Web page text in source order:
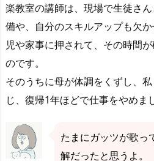
楽教室の講師は、現場で生徒さ
備や、自分のスキルアップも欠
児や家事に押されて、その時間
のです。
そのうちに母が体調をくずし、
じ、復帰1年ほどで仕事をやめま
たまにガッツが歌っ
解だったと思うよ。